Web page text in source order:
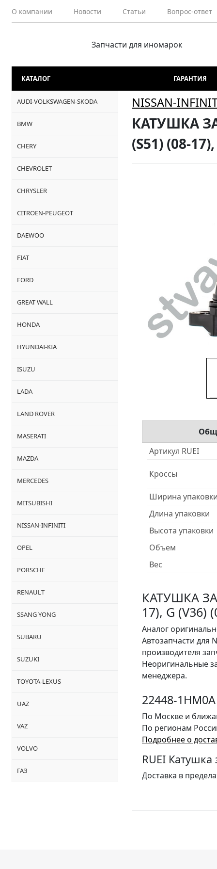
О компании Новости Статьи Вопрос-ответ
Запчасти для иномарок
КАТАЛОГ ГАРАНТИЯ
AUDI-VOLKSWAGEN-SKODA
BMW
CHERY
CHEVROLET
CHRYSLER
CITROEN-PEUGEOT
DAEWOO
FIAT
FORD
GREAT WALL
HONDA
HYUNDAI-KIA
ISUZU
LADA
LAND ROVER
MASERATI
MAZDA
MERCEDES
MITSUBISHI
NISSAN-INFINITI
OPEL
PORSCHE
RENAULT
SSANG YONG
SUBARU
SUZUKI
TOYOTA-LEXUS
UAZ
VAZ
VOLVO
ГАЗ
NISSAN-
КАТУШКА
(S51) (08-
Артикул RUEI
Кроссы
Ширина
Длина упаковки
Высота упаковки
Объем
Вес
КАТУШКА
17), G (V36)
Аналог
Автозапчасти для
производителя
Неоригинальные
менеджера.
22448-
По Москве и
По регионам
Подробнее о
RUEI Катушка
Доставка в